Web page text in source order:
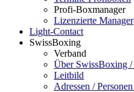
Profi-Boxmanager
Lizenzierte Manager
Light-Contact
SwissBoxing
Verband
Über SwissBoxing
Leitbild
Adressen /